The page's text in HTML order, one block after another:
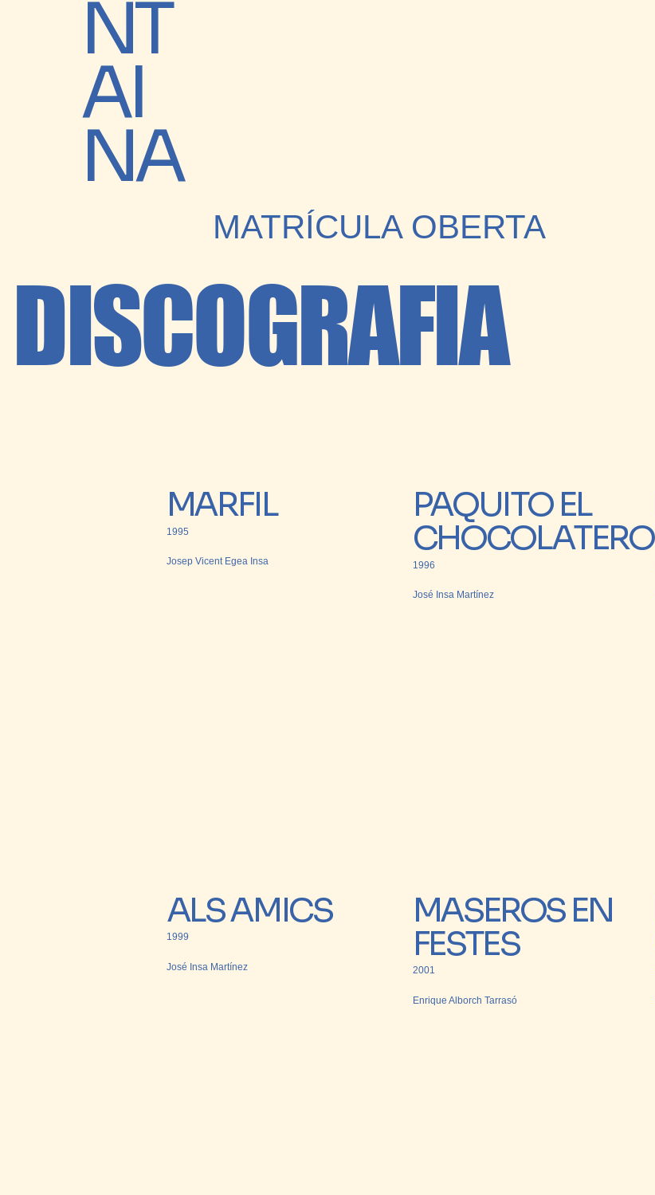
MATRÍCULA OBERTA
NT
AI
NA
DISCOGRAFIA
MARFIL
1995
Josep Vicent Egea Insa
PAQUITO EL
CHOCOLATERO
1996
José Insa Martínez
ALS AMICS
1999
José Insa Martínez
MASEROS EN
FESTES
2001
Enrique Alborch Tarrasó